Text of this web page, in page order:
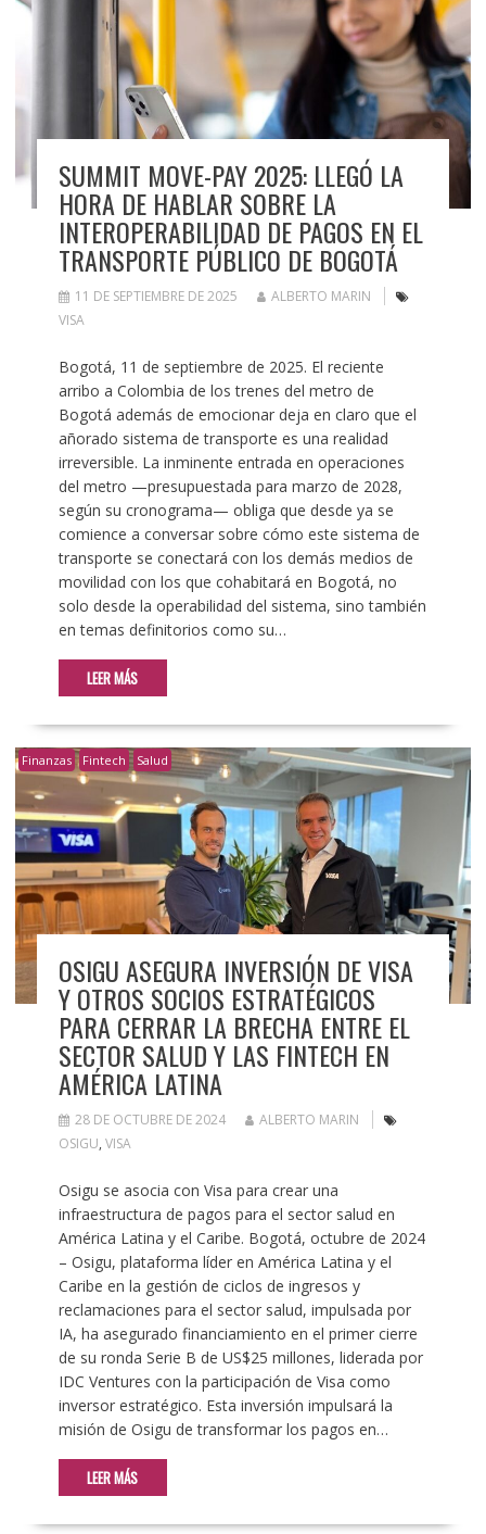
SUMMIT MOVE-PAY 2025: LLEGÓ LA
HORA DE HABLAR SOBRE LA
INTEROPERABILIDAD DE PAGOS EN EL
TRANSPORTE PÚBLICO DE BOGOTÁ
11 DE SEPTIEMBRE DE 2025
ALBERTO MARIN
VISA
Bogotá, 11 de septiembre de 2025. El reciente
arribo a Colombia de los trenes del metro de
Bogotá además de emocionar deja en claro que el
añorado sistema de transporte es una realidad
irreversible. La inminente entrada en operaciones
del metro —presupuestada para marzo de 2028,
según su cronograma— obliga que desde ya se
comience a conversar sobre cómo este sistema de
transporte se conectará con los demás medios de
movilidad con los que cohabitará en Bogotá, no
solo desde la operabilidad del sistema, sino también
en temas definitorios como su…
LEER MÁS
Finanzas Fintech Salud
OSIGU ASEGURA INVERSIÓN DE VISA
Y OTROS SOCIOS ESTRATÉGICOS
PARA CERRAR LA BRECHA ENTRE EL
SECTOR SALUD Y LAS FINTECH EN
AMÉRICA LATINA
28 DE OCTUBRE DE 2024
ALBERTO MARIN
OSIGU, VISA
Osigu se asocia con Visa para crear una
infraestructura de pagos para el sector salud en
América Latina y el Caribe. Bogotá, octubre de 2024
– Osigu, plataforma líder en América Latina y el
Caribe en la gestión de ciclos de ingresos y
reclamaciones para el sector salud, impulsada por
IA, ha asegurado financiamiento en el primer cierre
de su ronda Serie B de US$25 millones, liderada por
IDC Ventures con la participación de Visa como
inversor estratégico. Esta inversión impulsará la
misión de Osigu de transformar los pagos en…
LEER MÁS